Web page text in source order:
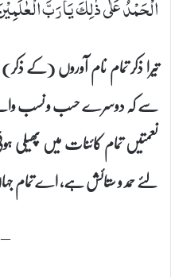
الْحَمْدُ عَلٰى ذٰلِكَ یَا رَبَّ
تیرا ذکر تمام نام آوروں (کے
سے کہ دوسرے حسب و نسب
نعمتیں تمام کائنات میں
لئے حمد و ستائش ہے، اے تمام